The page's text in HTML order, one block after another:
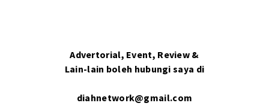
Advertorial, Event, Review &
Lain-lain boleh hubungi saya di
diahnetwork@gmail.com